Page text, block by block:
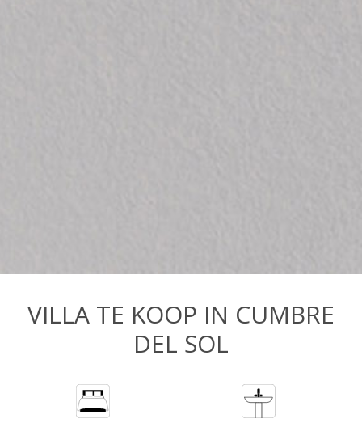
VILLA TE KOOP IN CUMBRE
DEL SOL